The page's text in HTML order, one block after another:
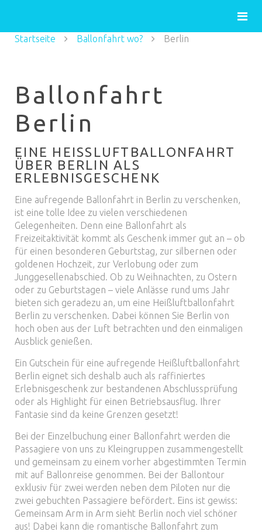
Startseite Ballonfahrt wo? Berlin
Ballonfahrt
Berlin
EINE HEISSLUFTBALLONFAHRT Ü
BER BERLIN ALS E
RLEBNISGESCHENK
Eine aufregende Ballonfahrt in Berlin zu verschenken,
ist eine tolle Idee zu vielen verschiedenen
Gelegenheiten. Denn eine Ballonfahrt als
Freizeitaktivität kommt als Geschenk immer gut an – ob
für einen besonderen Geburtstag, zur silbernen oder
goldenen Hochzeit, zur Verlobung oder zum
Junggesellenabschied. Ob zu Weihnachten, zu Ostern
oder zu Geburtstagen – viele Anlässe rund ums Jahr
bieten sich geradezu an, um eine Heißluftballonfahrt
Berlin zu verschenken. Dabei können Sie Berlin von
hoch oben aus der Luft betrachten und den einmaligen
Ausblick genießen.
Ein Gutschein für eine aufregende Heißluftballonfahrt
Berlin eignet sich deshalb auch als raffiniertes
Erlebnisgeschenk zur bestandenen Abschlussprüfung
oder als Highlight für einen Betriebsausflug. Ihrer
Fantasie sind da keine Grenzen gesetzt!
Bei der Einzelbuchung einer Ballonfahrt werden die
Passagiere von uns zu Kleingruppen zusammengestellt
und gemeinsam zu einem vorher abgestimmten Termin
mit auf Ballonreise genommen. Bei der Ballontour
exklusiv für zwei werden neben dem Piloten nur die
zwei gebuchten Passagiere befördert. Eins ist gewiss:
Gemeinsam Arm in Arm sieht Berlin noch viel schöner
aus! Dabei kann die romantische Ballonfahrt zum